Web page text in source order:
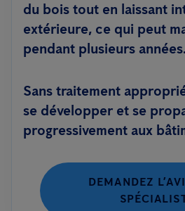
du bois tout en laissant
extérieure, ce qui peut
pendant plusieurs années.
Sans traitement
se développer et se
progressivement aux
DEMANDEZ